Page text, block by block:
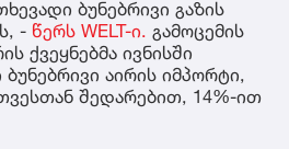
ბუნებრივი გაზის
- წერს WELT-ი. გამოცემის
ქვეყნებმა ივნისში
აირის იმპორტი,
შედარებით, 14%-ით